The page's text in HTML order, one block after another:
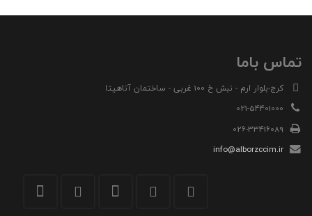
تماس باما
کرج-بلوار ارم - نبش خ 100 غربی - ساختمان آناهیتا
021-54401000
026-33416089
info@alborzccim.ir